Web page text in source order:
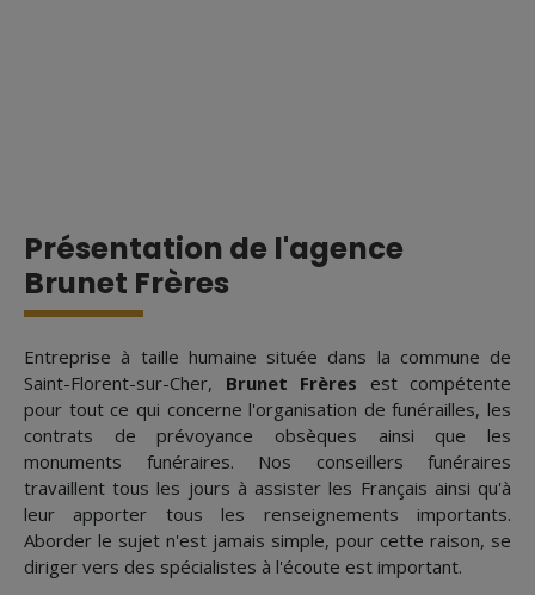
Présentation de l'agence
Brunet Frères
Entreprise à taille humaine située dans la commune de
Saint-Florent-sur-Cher, Brunet Frères est compétente
pour tout ce qui concerne l'organisation de funérailles, les
contrats de prévoyance obsèques ainsi que les
monuments funéraires. Nos conseillers funéraires
travaillent tous les jours à assister les Français ainsi qu'à
leur apporter tous les renseignements importants.
Aborder le sujet n'est jamais simple, pour cette raison, se
diriger vers des spécialistes à l'écoute est important.